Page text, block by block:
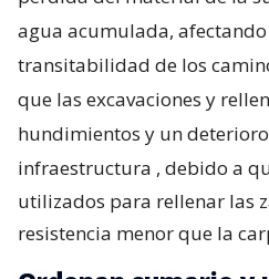
agua acumulada,
transitabilidad de los
que las excavaciones y
hundimientos y un
infraestructura , debido a
utilizados para rellenar las
resistencia menor que la